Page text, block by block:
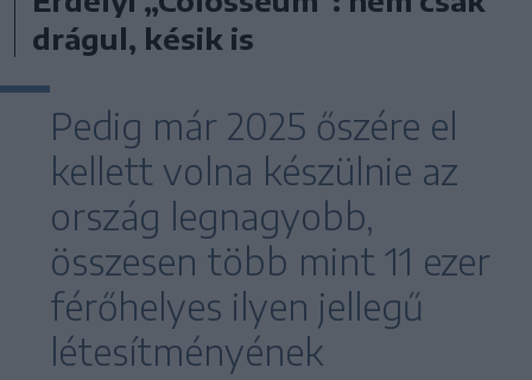
drágul, késik is
Pedig már 2025 őszére el
kellett volna készülnie az
ország legnagyobb,
összesen több mint 11 ezer
férőhelyes ilyen jellegű
létesítményének